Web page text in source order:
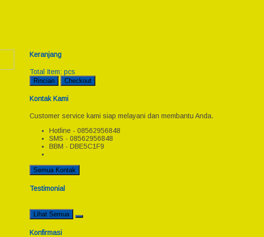
Keranjang
Total Item: pcs
Rincian Checkout
Kontak Kami
Customer service kami siap melayani dan membantu Anda.
Hotline - 08562956848
SMS - 08562956848
BBM - DBE5C1F9
Semua Kontak
Testimonial
Lihat Semua
Konfirmasi